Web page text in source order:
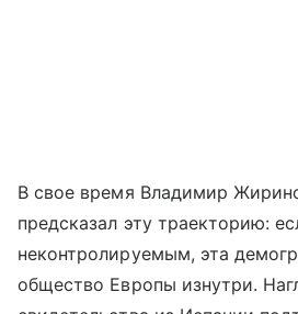
В свое время Владимир
предсказал эту траекторию:
неконтролируемым, эта
общество Европы изнутри.